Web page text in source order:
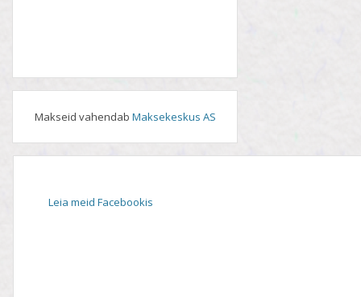
Makseid vahendab Maksekeskus AS
Leia meid Facebookis